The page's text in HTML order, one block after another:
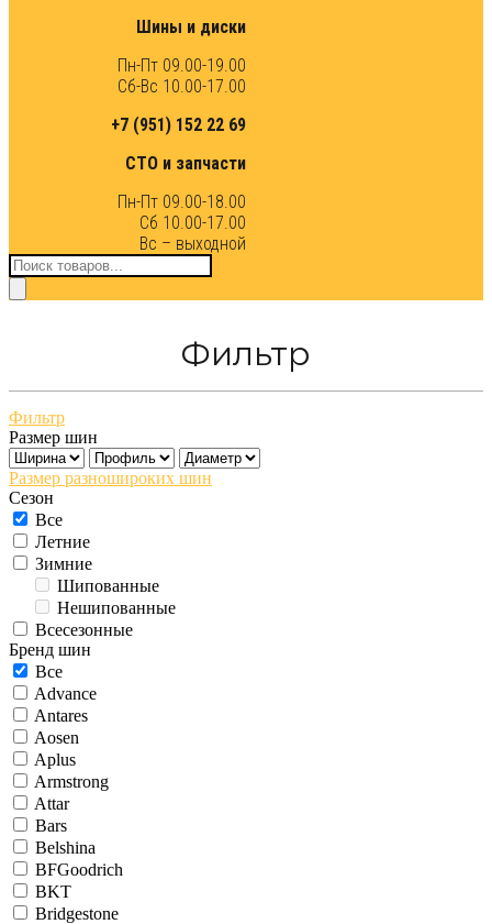
Шины и диски
Пн-Пт 09.00-19.00
Сб-Вс 10.00-17.00
+7 (951) 152 22 69
СТО и запчасти
Пн-Пт 09.00-18.00
Сб 10.00-17.00
Вс – выходной
Поиск
товаров
Фильтр
Фильтр
Размер шин
Размер разношироких шин
Сезон
Все
Летние
Зимние
Шипованные
Нешипованные
Всесезонные
Бренд шин
Все
Advance
Antares
Aosen
Aplus
Armstrong
Attar
Bars
Belshina
BFGoodrich
BKT
Bridgestone